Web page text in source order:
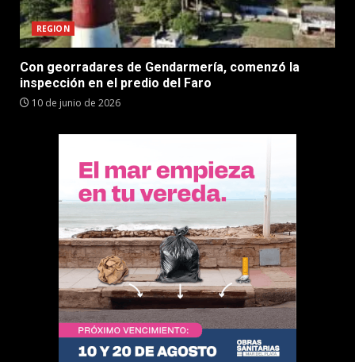
REGION
Con georradares de Gendarmería, comenzó la
inspección en el predio del Faro
10 de junio de 2026